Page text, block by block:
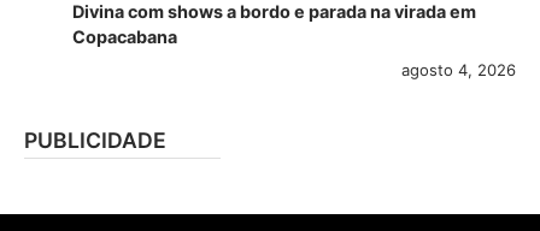
Divina com shows a bordo e parada na virada em
Copacabana
agosto 4, 2026
PUBLICIDADE